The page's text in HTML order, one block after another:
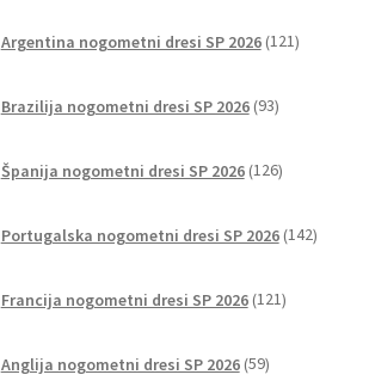
Argentina nogometni dresi SP 2026 121izdelkov
Brazilija nogometni dresi SP 2026 93izdelkov
Španija nogometni dresi SP 2026 126izdelkov
Portugalska nogometni dresi SP 2026 142
Francija nogometni dresi SP 2026 121izdelkov
Anglija nogometni dresi SP 2026 59izdelkov